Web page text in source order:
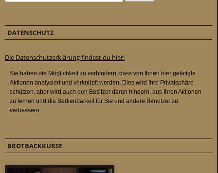
DATENSCHUTZ
Die Datenschutzerklärung findest du hier!
BROTBACKKURSE